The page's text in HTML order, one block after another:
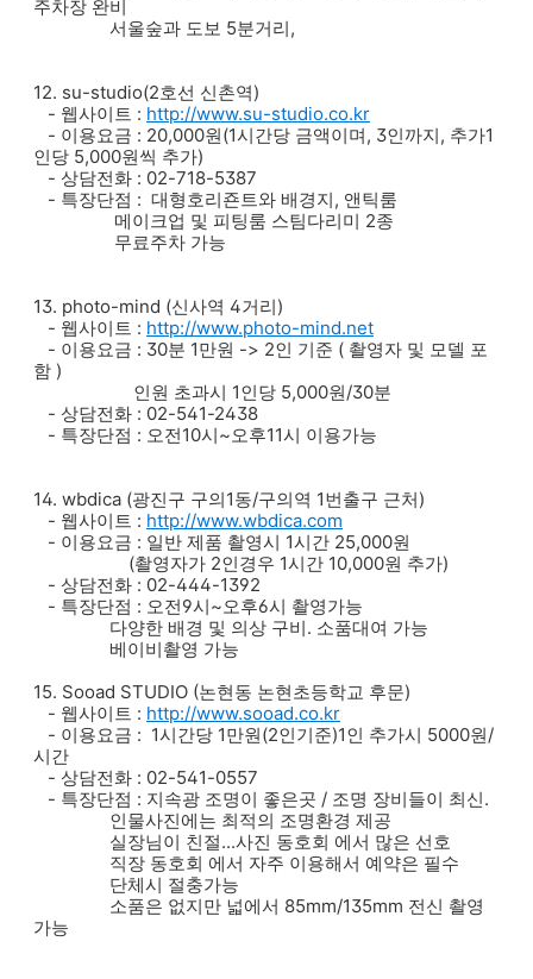
주차장 완비
서울숲과 도보 5분거리,
12. su-studio(2호선 신촌역)
- 웹사이트 : http://www.su-studio.co.kr
- 이용요금 : 20,000원(1시간당 금액이며, 3인까지, 추가1
인당 5,000원씩 추가)
- 상담전화 : 02-718-5387
- 특장단점 : 대형호리죤트와 배경지, 앤틱룸
메이크업 및 피팅룸 스팀다리미 2종
무료주차 가능
13. photo-mind (신사역 4거리)
- 웹사이트 : http://www.photo-mind.net
- 이용요금 : 30분 1만원 -> 2인 기준 ( 촬영자 및 모델 포
함 )
인원 초과시 1인당 5,000원/30분
- 상담전화 : 02-541-2438
- 특장단점 : 오전10시~오후11시 이용가능
14. wbdica (광진구 구의1동/구의역 1번출구 근처)
- 웹사이트 : http://www.wbdica.com
- 이용요금 : 일반 제품 촬영시 1시간 25,000원
(촬영자가 2인경우 1시간 10,000원 추가)
- 상담전화 : 02-444-1392
- 특장단점 : 오전9시~오후6시 촬영가능
다양한 배경 및 의상 구비. 소품대여 가능
베이비촬영 가능
15. Sooad STUDIO (논현동 논현초등학교 후문)
- 웹사이트 : http://www.sooad.co.kr
- 이용요금 : 1시간당 1만원(2인기준)1인 추가시 5000원/
시간
- 상담전화 : 02-541-0557
- 특장단점 : 지속광 조명이 좋은곳 / 조명 장비들이 최신.
인물사진에는 최적의 조명환경 제공
실장님이 친절...사진 동호회 에서 많은 선호
직장 동호회 에서 자주 이용해서 예약은 필수
단체시 절충가능
소품은 없지만 넓에서 85mm/135mm 전신 촬영
가능